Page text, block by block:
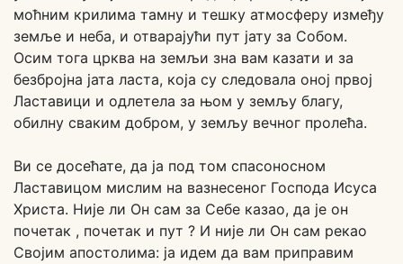
моћним крилима тамну и тешку атмосферу између
земље и неба, и отварајући пут јату за Собом.
Осим тога црква на земљи зна вам казати и за
безбројна јата ласта, која су следовала оној првој
Ластавици и одлетела за њом у земљу благу,
обилну сваким добром, у земљу вечног пролећа.
Ви се досећате, да ја под том спасоносном
Ластавицом мислим на вазнесеног Господа Исуса
Христа. Није ли Он сам за Себе казао, да је он
почетак , почетак и пут ? И није ли Он сам рекао
Својим апостолима: ја идем да вам приправим